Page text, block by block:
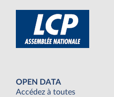
OPEN DATA
Accédez à toutes